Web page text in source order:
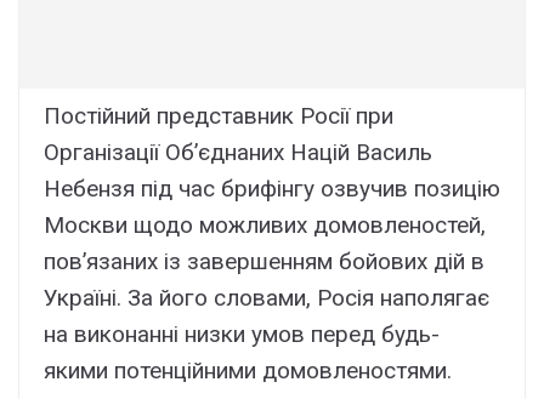
Постійний представник Росії при
Організації Об’єднаних Націй Василь
Небензя під час брифінгу озвучив позицію
Москви щодо можливих домовленостей,
пов’язаних із завершенням бойових дій в
Україні. За його словами, Росія наполягає
на виконанні низки умов перед будь-
якими потенційними домовленостями.